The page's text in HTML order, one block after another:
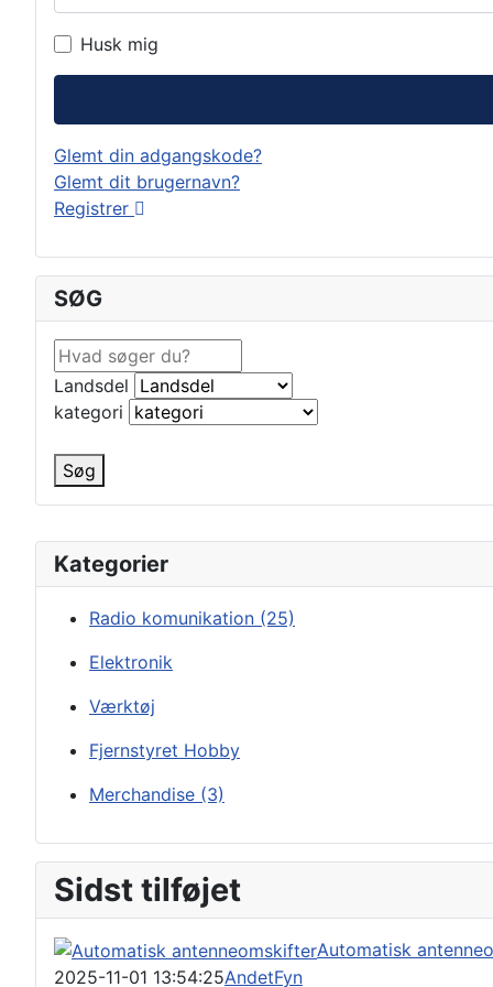
Kategorier
Radio komunikation (25)
Elektronik
Værktøj
Fjernstyret Hobby
Merchandise (3)
Sidst tilføjet
Automatisk
2025-11-01 13:54:25AndetFyn
Husk mig
Glemt din adgangskode?
Glemt dit brugernavn?
Registrer
SØG
Landsdel
kategori
Søg